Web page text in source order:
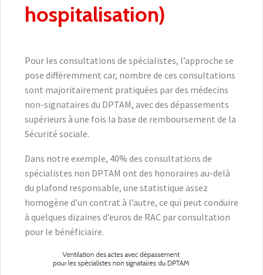
hospitalisation)
Pour les consultations de spécialistes, l’approche se
pose différemment car, nombre de ces consultations
sont majoritairement pratiquées par des médecins
non-signataires du DPTAM, avec des dépassements
supérieurs à une fois la base de remboursement de la
Sécurité sociale.
Dans notre exemple, 40% des consultations de
spécialistes non DPTAM ont des honoraires au-delà
du plafond responsable, une statistique assez
homogène d’un contrat à l’autre, ce qui peut conduire
à quelques dizaines d’euros de RAC par consultation
pour le bénéficiaire.